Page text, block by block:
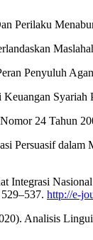
Perilaku
Penyuluh
Syariah
24 Tahun
dalam
http://e-
Analisis